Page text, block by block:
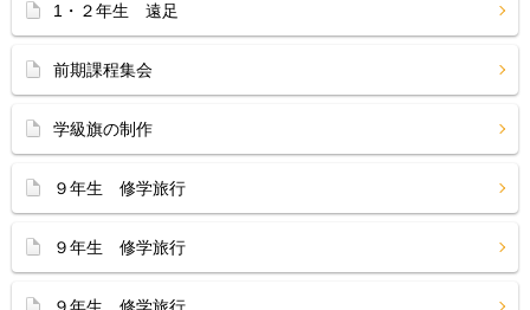
1・２年生 遠足
前期課程集会
学級旗の制作
９年生 修学旅行
９年生 修学旅行